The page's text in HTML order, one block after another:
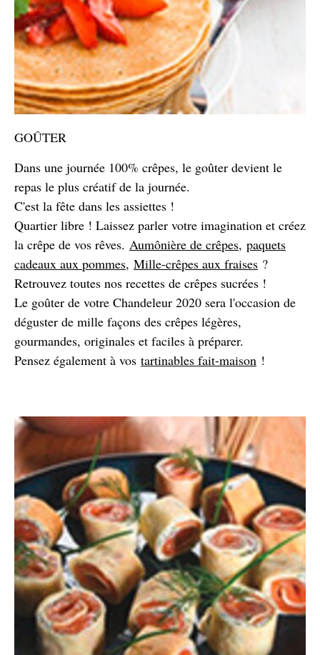
GOÛTER
Dans une journée 100% crêpes, le goûter devient le
repas le plus créatif de la journée.
C'est la fête dans les assiettes !
Quartier libre ! Laissez parler votre imagination et créez
la crêpe de vos rêves. Aumônière de crêpes, paquets
cadeaux aux pommes, Mille-crêpes aux fraises ?
Retrouvez toutes nos recettes de crêpes sucrées !
Le goûter de votre Chandeleur 2020 sera l'occasion de
déguster de mille façons des crêpes légères,
gourmandes, originales et faciles à préparer.
Pensez également à vos tartinables fait-maison !